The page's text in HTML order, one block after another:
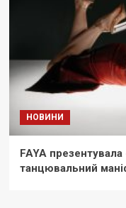
НОВИНИ
FAYA
танцювальний